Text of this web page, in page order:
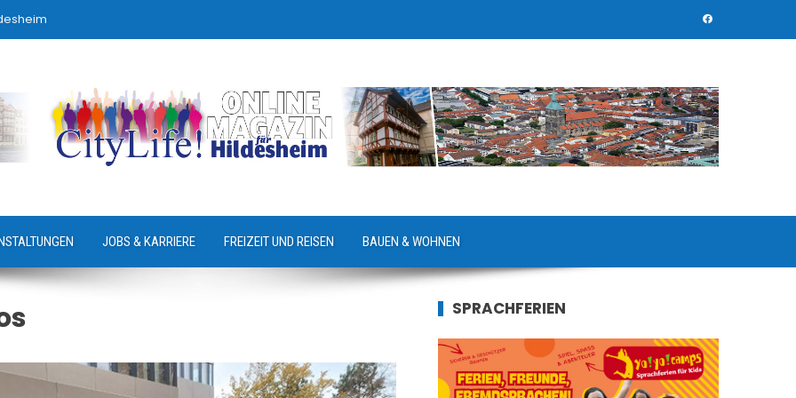
JOBS & KARRIERE FREIZEIT UND REISEN BAUEN & WOHNEN
SPRACHFERIEN